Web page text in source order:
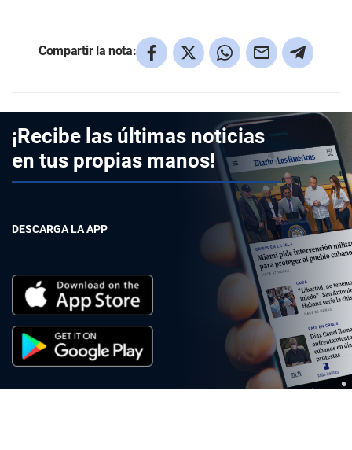
Compartir la nota:
¡Recibe las últimas noticias
en tus propias manos!
DESCARGA LA APP